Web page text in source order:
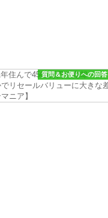
質問＆お便りへの回答